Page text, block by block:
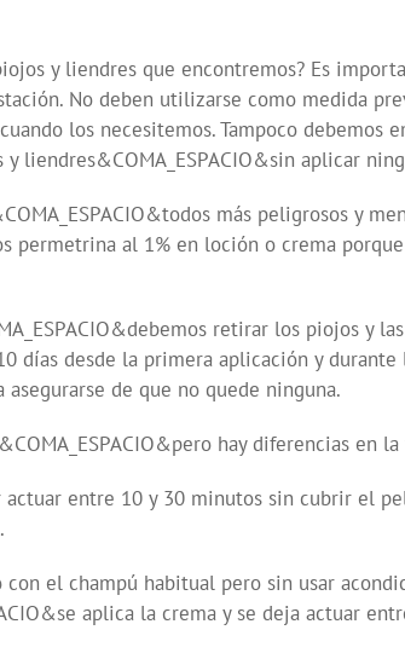
y liendres que encontremos? Es
No deben utilizarse como medida
los necesitemos. Tampoco debemos
liendres&COMA_ESPACIO&sin aplicar
más peligrosos y
al 1% en loción o crema
retirar los piojos y
días desde la primera aplicación y
de que no quede ninguna.
hay diferencias en
entre 10 y 30 minutos sin cubrir el
el champú habitual pero sin usar
aplica la crema y se deja actuar